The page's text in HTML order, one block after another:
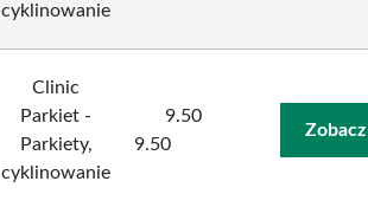
cyklinowanie
Clinic
Parkiet -
Parkiety,
cyklinowanie
9.50
9.50